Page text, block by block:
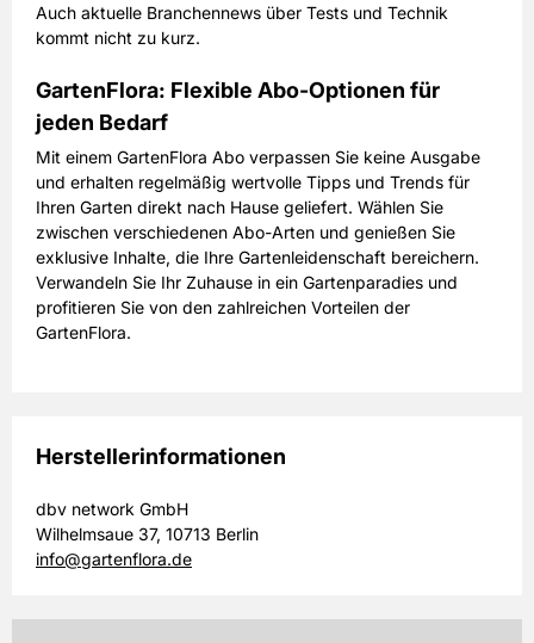
Auch aktuelle Branchennews über Tests und Technik
kommt nicht zu kurz.
GartenFlora: Flexible Abo-Optionen für
jeden Bedarf
Mit einem GartenFlora Abo verpassen Sie keine Ausgabe
und erhalten regelmäßig wertvolle Tipps und Trends für
Ihren Garten direkt nach Hause geliefert. Wählen Sie
zwischen verschiedenen Abo-Arten und genießen Sie
exklusive Inhalte, die Ihre Gartenleidenschaft bereichern.
Verwandeln Sie Ihr Zuhause in ein Gartenparadies und
profitieren Sie von den zahlreichen Vorteilen der
GartenFlora.
Herstellerinformationen
dbv network GmbH
Wilhelmsaue 37, 10713 Berlin
info@gartenflora.de